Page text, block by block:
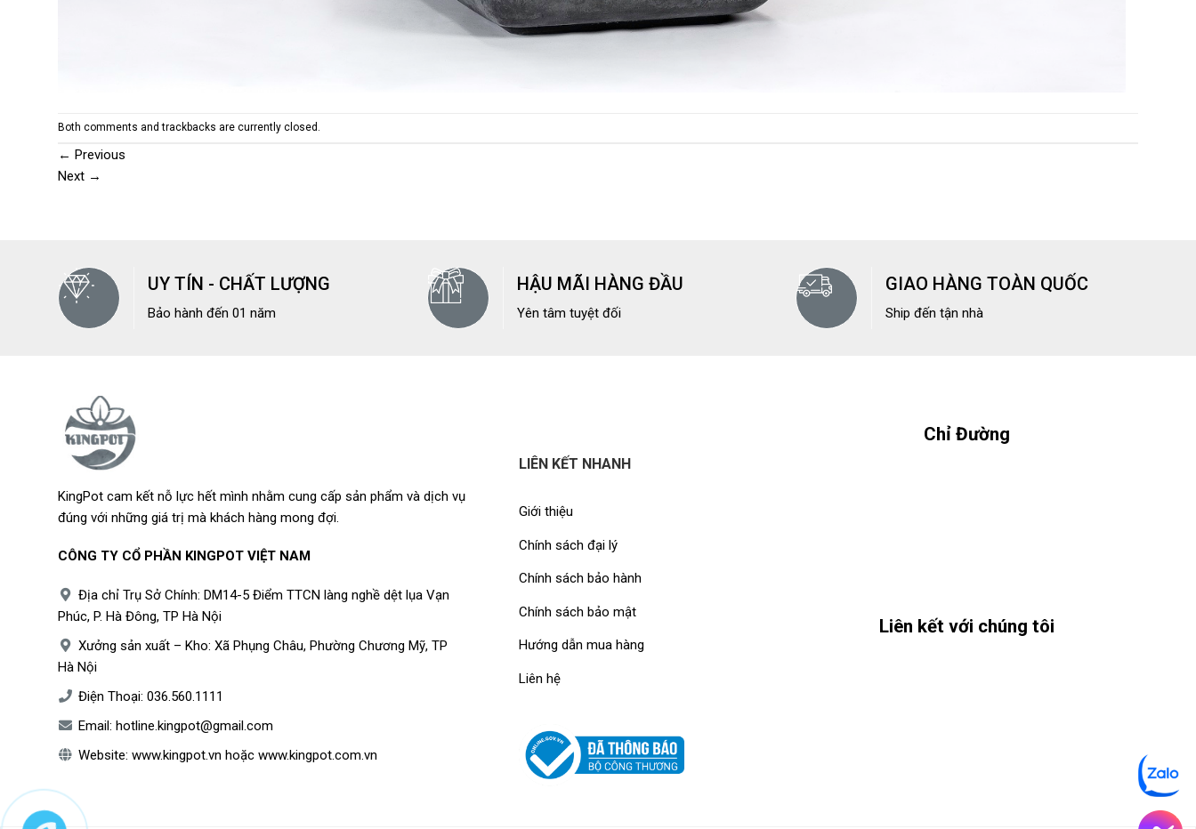
Both comments and trackbacks are currently closed.
← Previous
Next →
UY TÍN - CHẤT LƯỢNG
Bảo hành đến 01 năm
HẬU MÃI HÀNG ĐẦU
Yên tâm tuyệt đối
GIAO HÀNG TOÀN QUỐC
Ship đến tận nhà
KingPot cam kết nỗ lực hết mình nhằm cung cấp sản phẩm và dịch vụ
đúng với những giá trị mà khách hàng mong đợi.
CÔNG TY CỔ PHẦN KINGPOT VIỆT NAM
Địa chỉ Trụ Sở Chính: DM14-5 Điểm TTCN làng nghề dệt lụa Vạn
Phúc, P. Hà Đông, TP Hà Nội
Xưởng sản xuất – Kho: Xã Phụng Châu, Phường Chương Mỹ, TP
Hà Nội
Điện Thoại: 036.560.1111
Email: hotline.kingpot@gmail.com
Website: www.kingpot.vn hoặc www.kingpot.com.vn
LIÊN KẾT NHANH
Giới thiệu
Chính sách đại lý
Chính sách bảo hành
Chính sách bảo mật
Hướng dẫn mua hàng
Liên hệ
Chỉ Đường
Liên kết với chúng tôi